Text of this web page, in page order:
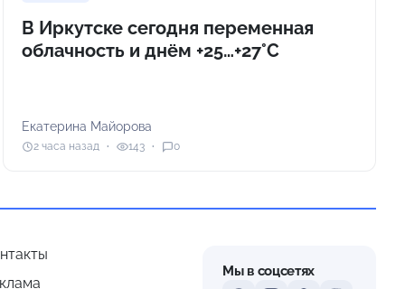
В Иркутске сегодня переменная
облачность и днём +25…+27°С
Екатерина Майорова
2 часа назад 143 0
Мы в соцсетях